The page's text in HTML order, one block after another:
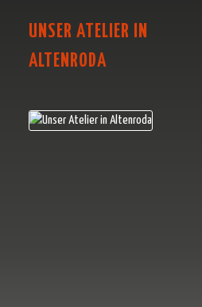
UNSER ATELIER IN
ALTENRODA